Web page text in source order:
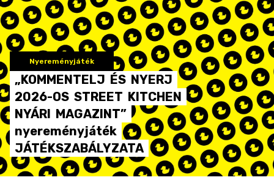
Nyereményjáték
„KOMMENTELJ ÉS NYERJ
2026-OS STREET KITCHEN
NYÁRI MAGAZINT”
nyereményjáték
JÁTÉKSZABÁLYZATA